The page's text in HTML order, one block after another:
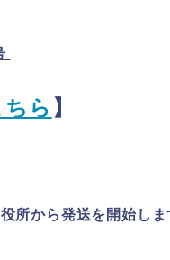
ら 】
所から発送を開始しま